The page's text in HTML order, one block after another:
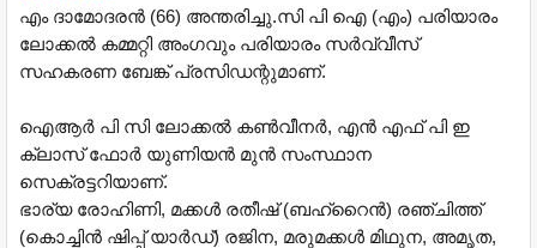
എം ദാമോദരൻ (66) അന്തരിച്ചു.സി പി ഐ (എം) പരിയാരം
ലോക്കൽ കമ്മറ്റി അംഗവും പരിയാരം സർവ്വീസ്
സഹകരണ ബേങ്ക് പ്രസിഡന്റുമാണ്.
ഐആർ പി സി ലോക്കൽ കൺവീനർ, എൻ എഫ് പി ഇ
ക്ലാസ് ഫോർ യുണിയൻ മുൻ സംസ്ഥാന
സെക്രട്ടറിയാണ്.
ഭാര്യ രോഹിണി, മക്കൾ രതീഷ് (ബഹ്റൈൻ) രഞ്ചിത്ത്
(കൊച്ചിൻ ഷിപ്പ് യാർഡ്) രജിന, മരുമക്കൾ മിഥുന, അമൃത,